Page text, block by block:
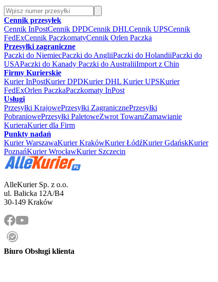
Cennik przesyłek
Cennik InPostCennik DPDCennik DHLCennik UPSCennik
FedExCennik PaczkomatyCennik Orlen Paczka
Przesyłki zagraniczne
Paczki do NiemiecPaczki do AngliiPaczki do HolandiiPaczki do
USAPaczki do Kanady Paczki do AustraliiImport z Chin
Firmy Kurierskie
Kurier InPostKurier DPDKurier DHL Kurier UPSKurier
FedExOrlen PaczkaPaczkomaty InPost
Usługi
Przesyłki KrajowePrzesyłki ZagranicznePrzesyłki
PobraniowePrzesyłki PaletoweZwrot TowaruZamawianie
KurieraKurier dla Firm
Punkty nadań
Kurier WarszawaKurier KrakówKurier ŁódźKurier GdańskKurier
PoznańKurier WrocławKurier Szczecin
AlleKurier Sp. z o.o.
ul. Balicka 12A/B4
30-149 Kraków
Biuro Obsługi klienta